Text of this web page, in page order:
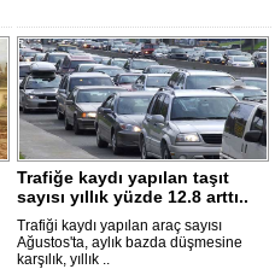
Trafiğe kaydı yapılan taşıt
sayısı yıllık yüzde 12.8 arttı..
Trafiği kaydı yapılan araç sayısı
Ağustos'ta, aylık bazda düşmesine
karşılık, yıllık ..